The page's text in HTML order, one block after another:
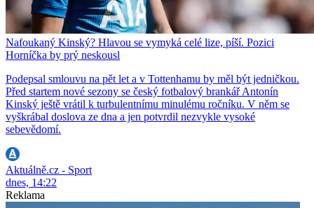
Nafoukaný Kinský? Hlavou se vymyká celé lize, píší. Pozici
Horníčka by prý neskousl
Podepsal smlouvu na pět let a v Tottenhamu by měl být jedničkou.
Před startem nové sezony se český fotbalový brankář Antonín
Kinský ještě vrátil k turbulentnímu minulému ročníku. V něm se
vyškrábal doslova ze dna a jen potvrdil nezvykle vysoké
sebevědomí.
Aktuálně.cz - Sport
dnes, 14:22
Reklama